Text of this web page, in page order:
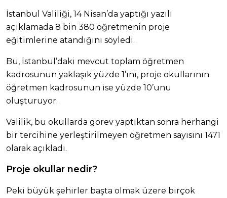
İstanbul Valiliği, 14 Nisan’da yaptığı yazılı
açıklamada 8 bin 380 öğretmenin proje
eğitimlerine atandığını söyledi.
Bu, İstanbul’daki mevcut toplam öğretmen
kadrosunun yaklaşık yüzde 1’ini, proje okullarının
öğretmen kadrosunun ise yüzde 10’unu
oluşturuyor.
Valilik, bu okullarda görev yaptıktan sonra herhangi
bir tercihine yerleştirilmeyen öğretmen sayısını 1471
olarak açıkladı.
Proje okullar nedir?
Peki büyük şehirler başta olmak üzere birçok